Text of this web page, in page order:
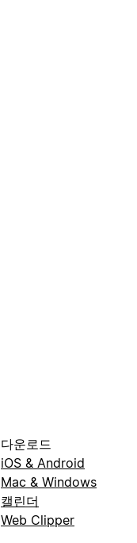
다운로드
iOS & Android
Mac & Windows
캘린더
Web Clipper